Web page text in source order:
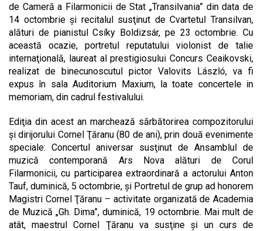
de Cameră a Filarmonicii de Stat „Transilvania” din data de
14 octombrie şi recitalul susţinut de Cvartetul Transilvan,
alături de pianistul Csíky Boldizsár, pe 23 octombrie. Cu
această ocazie, portretul reputatului violonist de talie
internaţională, laureat al prestigiosului Concurs Ceaikovski,
realizat de binecunoscutul pictor Valovits László, va fi
expus în sala Auditorium Maxium, la toate concertele in
memoriam, din cadrul festivalului.
Ediţia din acest an marchează sărbătorirea compozitorului
şi dirijorului Cornel Ţăranu (80 de ani), prin două evenimente
speciale: Concertul aniversar susţinut de Ansamblul de
muzică contemporană Ars Nova alături de Corul
Filarmonicii, cu participarea extraordinară a actorului Anton
Tauf, duminică, 5 octombrie, şi Portretul de grup ad honorem
Magistri Cornel Ţăranu – activitate organizată de Academia
de Muzică „Gh. Dima”, duminică, 19 octombrie. Mai mult de
atât, maestrul Cornel Ţăranu va susţine şi un curs de